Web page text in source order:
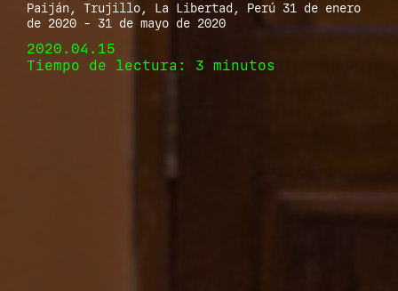
Paiján, Trujillo, La Libertad, Perú 31 de enero
de 2020 - 31 de mayo de 2020
2020.04.15
Tiempo de lectura: 3 minutos